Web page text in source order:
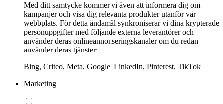
Med ditt samtycke kommer vi även att informera dig om
kampanjer och visa dig relevanta produkter utanför vår
webbplats. För detta ändamål synkroniserar vi dina krypterade
personuppgifter med följande externa leverantörer och
använder deras onlineannonseringskanaler om du redan
använder deras tjänster:
Bing, Criteo, Meta, Google, LinkedIn, Pinterest, TikTok
Marketing